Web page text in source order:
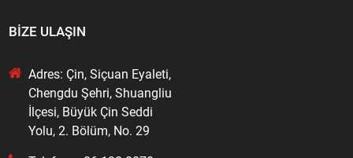
BIZE ULAŞIN
Adres: Çin, Siçuan Eyaleti,
Chengdu Şehri, Shuangliu
İlçesi, Büyük Çin Seddi
Yolu, 2. Bölüm, No. 29